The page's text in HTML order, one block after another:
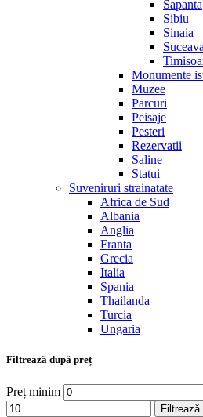
Sapanta
Sibiu
Sinaia
Suceava
Monumente
Muzee
Parcuri
Peisaje
Pesteri
Rezervatii
Saline
Statui
Suveniruri strainatate
Africa de Sud
Albania
Anglia
Franta
Grecia
Italia
Spania
Thailanda
Turcia
Ungaria
Filtrează după preț
Preț minim
Filtrează